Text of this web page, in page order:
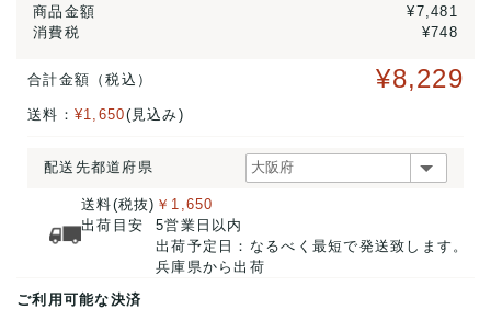
商品金額
¥7,481
消費税
¥748
合計金額（税込） ¥8,229
送料： ¥1,650(見込み)
配送先都道府県
送料(税抜)
出荷目安
￥1,650
5営業日以内
出荷予定日：なるべく最短で発送致します。
兵庫県から出荷
ご利用可能な決済